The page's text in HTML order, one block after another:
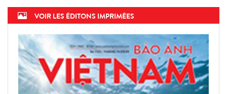
VOIR LES ÉDITONS IMPRIMÉES